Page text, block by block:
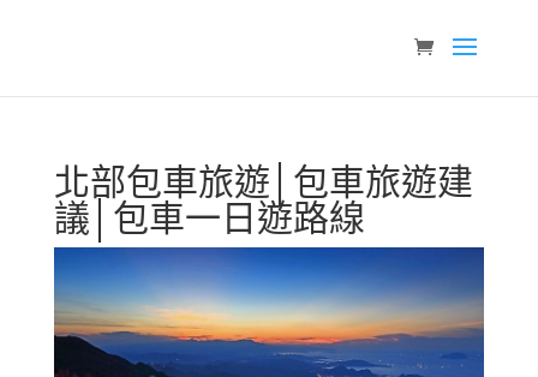
北部包車旅遊│包車旅遊建
議│包車一日遊路線